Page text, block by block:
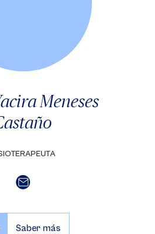
Meneses
Saber más